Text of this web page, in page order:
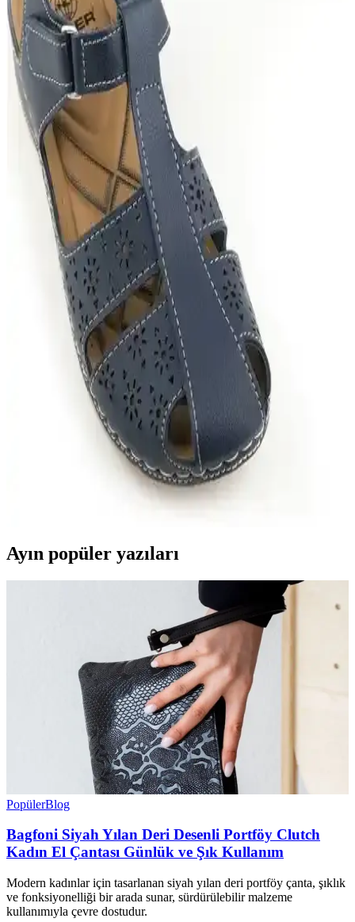
Fast Step erkek hakiki deri sandalet, şık tasarımı ve rahat yapısıyla
yaz aylarında tercih edilen hafif, dayanıklı ve estetik bir ayakkabıdır.
Deri yüzey ve yuşak taban, konfor ve şıklığı bir arada sunar.
Jack Wolfskin Lakewood Cruise ve Keen Newport
H2 Erkek Sandalet Karşılaştırması
Jack Wolfskin ve Keen erkek sandaletleri, malzeme, konfor ve
kullanım alanları açısından karşılaştırıldı. Hafiflik, dayanıklılık ve
ergonomi gibi özellikler öne çıkıyor.
Muggo Kadın Sandalet ile Muggo Lois Ayakkabı
Karşılaştırması: Konfor ve Tasarım Farkları
Bu karşılaştırma Muggo Kadın Sandalet ile Muggo Lois Ayakkabı
arasındaki farkları konfor, taban yapısı, bağlama sistemi ve tasarım
estetiği üzerinden değerlendirir; kullanıcı geri bildirimlerinden
kaymaz taban, ortopedik destek ve günlük/iş kullanımı uyumuna
Gezer 11651.00 Anatomik Rahat Taban Erkek
Sandalet: Yaz İçin Konforlu ve Şık Tasarım
Gezer'in anatomik tabanlı erkek sandaletleri, hafif yapısı ve şık
tasarımıyla yaz aylarında günlük kullanım için ideal. Dayanıklı
malzeme ve kaymaz taban özellikleriyle güvenli ve rahat bir tercih
Gezer Yazlık Kadın Pu Ayarlanabilir Sandalet:
Şıklık ve Konforun Buluştuğu Yaz Ayakkabısı
Şık ve konforlu Gezer yazlık kadın sandaletleri, ayarlanabilir kemeri
ve hafif yapısıyla günlük ve sosyal kullanıma uygun, dayanıklı ve
Ayın popüler yazıları
PopülerBlog
Bagfoni Siyah Yılan Deri Desenli Portföy Clutch
Kadın El Çantası Günlük ve Şık Kullanım
Modern kadınlar için tasarlanan siyah yılan deri portföy çanta, şıklık
ve fonksiyonelliği bir arada sunar, sürdürülebilir malzeme
kullanımıyla çevre dostudur.